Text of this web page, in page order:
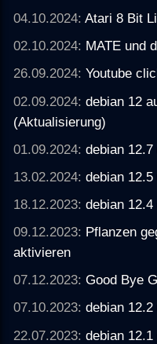
04.10.2024:Atari 8 Bit
02.10.2024: MATE und
26.09.2024:Youtube
02.09.2024:debian 12
(Aktualisierung)
01.09.2024:debian
13.02.2024:debian
18.12.2023:debian
09.12.2023: Pflanzen
aktivieren
07.12.2023:Good Bye
07.10.2023:debian
22.07.2023:debian